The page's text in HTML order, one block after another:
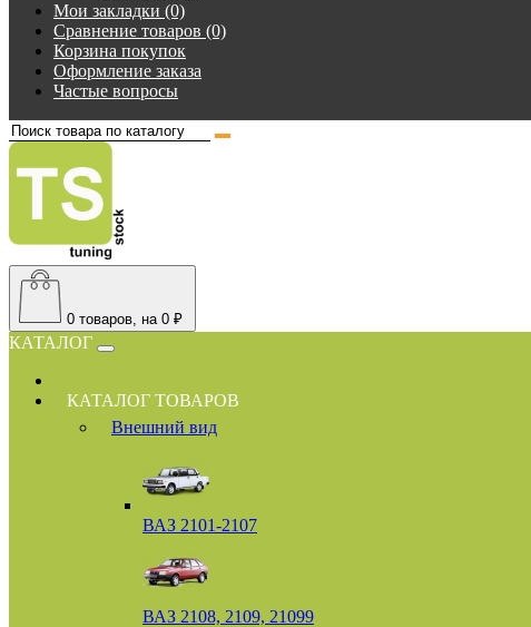
Мои закладки (0)
Сравнение товаров (0)
Корзина покупок
Оформление заказа
Частые вопросы
0 товаров, на 0 ₽
КАТАЛОГ
КАТАЛОГ ТОВАРОВ
Внешний вид
ВАЗ 2101-2107
ВАЗ 2108, 2109, 21099